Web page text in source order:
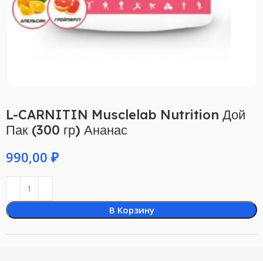
L-CARNITIN Musclelab Nutrition Дой
Пак (300 гр) Ананас
₽
В Корзину